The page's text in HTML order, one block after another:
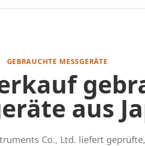
GEBRAUCHTE MESSGERÄTE
aus
Co., Ltd. liefert